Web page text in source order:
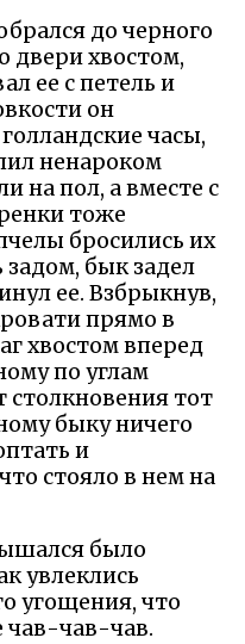
до черного
двери хвостом,
ее с петель и
он
часы,
ненароком
на пол, а вместе с
тоже
бросились их
бык задел
ее. Взбрыкнув,
прямо в
хвостом вперед
по углам
тот
быку ничего
и
стояло в нем на
было
увлеклись
угощения, что
чав-чав-чав.